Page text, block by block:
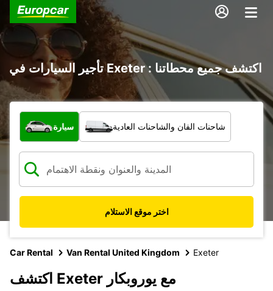
تأجير السيارات في Exeter : اكتشف جميع محطاتنا
ما نوع المركبة؟
سيارة شاحنات الفان والشاحنات العادية
اختر موقع الاستلام
Car Rental Van Rental United Kingdom Exeter
اكتشف Exeter مع يوروبكار